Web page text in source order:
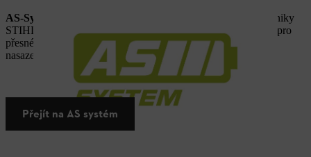
AS-Systém
je ideálním vstupem do světa akumulátorové techniky
STIHL: praktické stroje pro menší zahradní práce – například pro
přesné zastřihování živých plotů. Univerzální použití, rychlé
nasazení, čistý výsledek.
Přejít na AS systém